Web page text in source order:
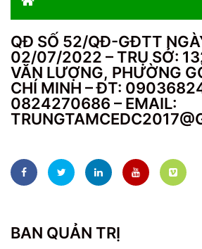
QĐ SỐ 52/QĐ-GĐTT
02/07/2022 – TRỤ SỞ:
VĂN LƯỢNG, PHƯỜNG
CHÍ MINH – ĐT:
0824270686 – EMAIL:
BAN QUẢN TRỊ